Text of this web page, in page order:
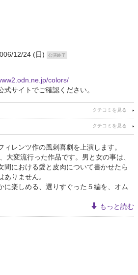
12/24 (日)
公演終了
colors/
サイトでご確認ください。
ィレンツ作の風刺喜劇を上演します。
大変流行った作品です。男と女の事は、
間における愛と皮肉について書かせたら
りません。
に楽しめる、選りすぐった５編を、オム
もっと読む